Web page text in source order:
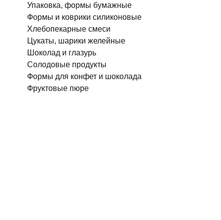
Упаковка, формы бумажные
Формы и коврики силиконовые
Хлебопекарные смеси
Цукаты, шарики желейные
Шоколад и глазурь
Солодовые продукты
Формы для конфет и шоколада
Фруктовые пюре